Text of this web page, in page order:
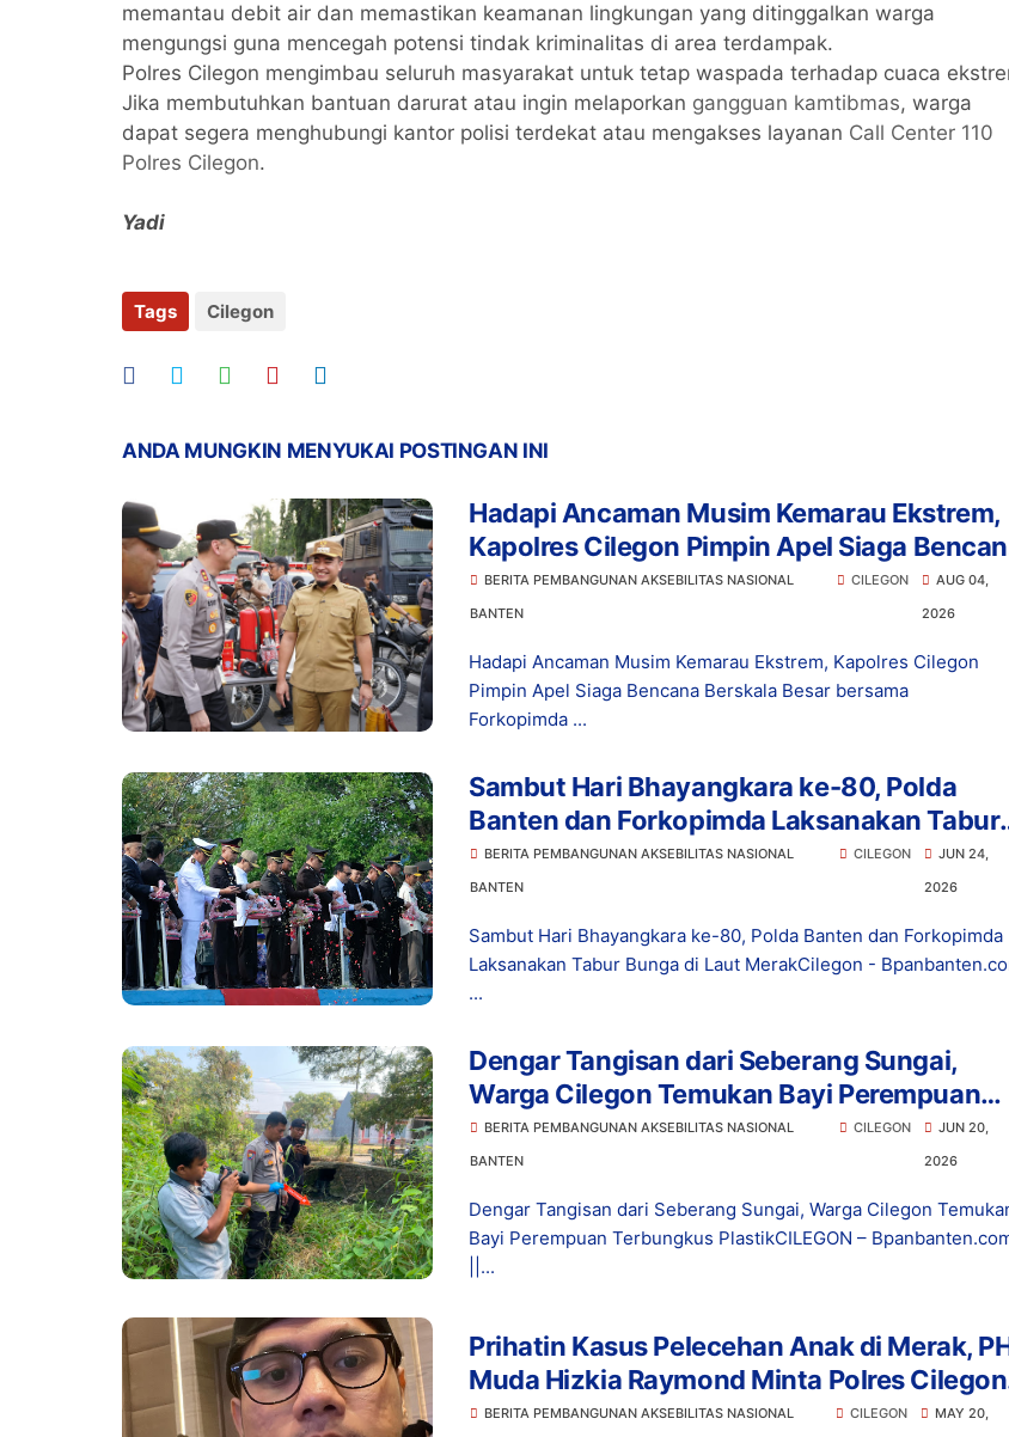
memantau debit air dan memastikan keamanan lingkungan yang ditinggalkan warga
mengungsi guna mencegah potensi tindak kriminalitas di area terdampak.
Polres Cilegon mengimbau seluruh masyarakat untuk tetap waspada terhadap cuaca
Jika membutuhkan bantuan darurat atau ingin melaporkan gangguan kamtibmas, warga
dapat segera menghubungi kantor polisi terdekat atau mengakses layanan Call Center 110
Polres Cilegon.
Yadi
Tags Cilegon
ANDA MUNGKIN MENYUKAI POSTINGAN INI
Hadapi Ancaman Musim Kemarau Ekstrem,
Kapolres Cilegon Pimpin Apel Siaga
Berskala Besar bersama Forkopimda
BERITA PEMBANGUNAN AKSEBILITAS NASIONAL
BANTEN
CILEGON
AUG 04,
2026
Hadapi Ancaman Musim Kemarau Ekstrem, Kapolres Cilegon
Pimpin Apel Siaga Bencana Berskala Besar bersama
Forkopimda ...
Sambut Hari Bhayangkara ke-80, Polda
Banten dan Forkopimda Laksanakan Tabur
Bunga di Laut Merak
BERITA PEMBANGUNAN AKSEBILITAS NASIONAL
BANTEN
CILEGON
JUN 24,
2026
Sambut Hari Bhayangkara ke-80, Polda Banten dan Forkopimda
Laksanakan Tabur Bunga di Laut MerakCilegon -
...
Dengar Tangisan dari Seberang Sungai,
Warga Cilegon Temukan Bayi Perempuan
Terbungkus Plastik
BERITA PEMBANGUNAN AKSEBILITAS NASIONAL
BANTEN
CILEGON
JUN 20,
2026
Dengar Tangisan dari Seberang Sungai, Warga Cilegon
Bayi Perempuan Terbungkus PlastikCILEGON –
||...
Prihatin Kasus Pelecehan Anak di Merak,
Muda Hizkia Raymond Minta Polres Cilegon
Usut Tuntas
BERITA PEMBANGUNAN AKSEBILITAS NASIONAL CILEGON MAY 20,